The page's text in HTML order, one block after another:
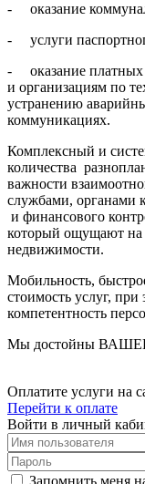
- оказание
- услуги
- оказание платных
и организациям по
устранению
коммуникациях.
Комплексный и
количества
важности
службами, органами
и финансового
который ощущают на
недвижимости.
Мобильность,
стоимость услуг,
компетентность
Мы достойны
Оплатите услуги на
Перейти к оплате
Войти в личный